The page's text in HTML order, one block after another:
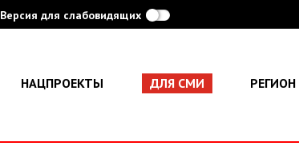
Версия для слабовидящих
НАЦПРОЕКТЫ ДЛЯ СМИ РЕГИОН